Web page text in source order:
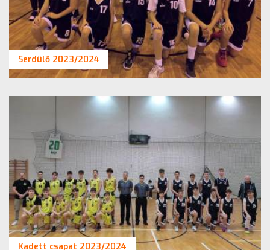
Serdülő 2023/2024
Kadett csapat 2023/2024